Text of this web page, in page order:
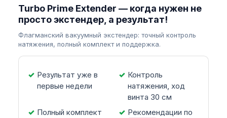
Turbo Prime Extender — когда нужен не
просто экстендер, а результат!
Флагманский вакуумный экстендер: точный контроль
натяжения, полный комплект и поддержка.
Результат уже в
первые недели
Контроль
натяжения, ход
винта 30 см
Полный комплект
Рекомендации по